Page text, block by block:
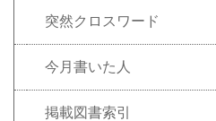
突然クロスワード
今月書いた人
掲載図書索引